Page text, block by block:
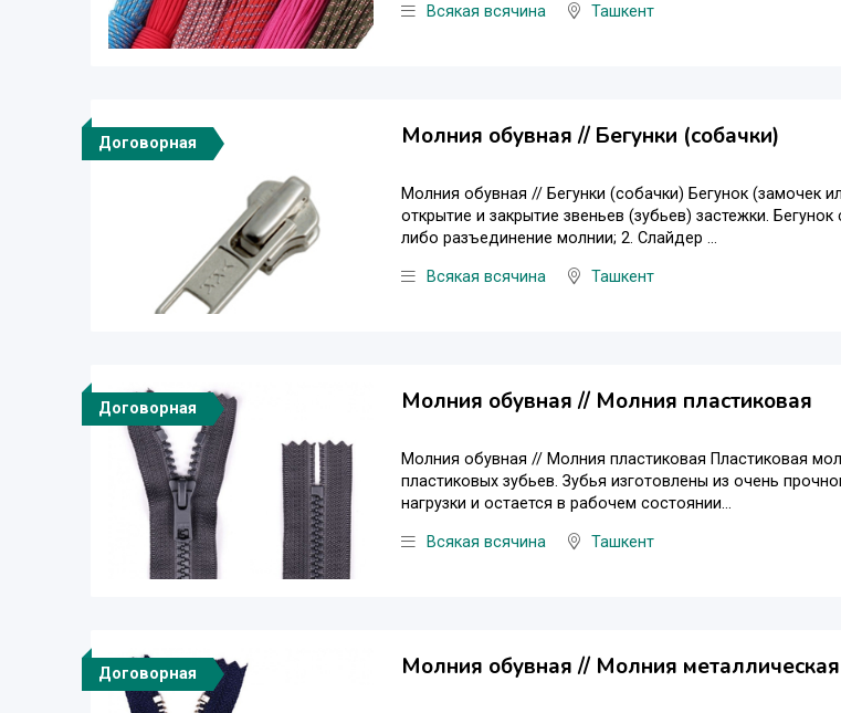
Всякая всячина Ташкент
Договорная Молния обувная // Бегунки (собачки)
Молния обувная // Бегунки (собачки) Бегунок
открытие и закрытие звеньев (зубьев) застежки.
либо разъединение молнии; 2. Слайдер ...
Всякая всячина Ташкент
Договорная Молния обувная // Молния пластиковая
Молния обувная // Молния пластиковая Пластиковая
пластиковых зубьев. Зубья изготовлены из очень
нагрузки и остается в рабочем состоянии...
Всякая всячина Ташкент
Договорная Молния обувная // Молния металлическая